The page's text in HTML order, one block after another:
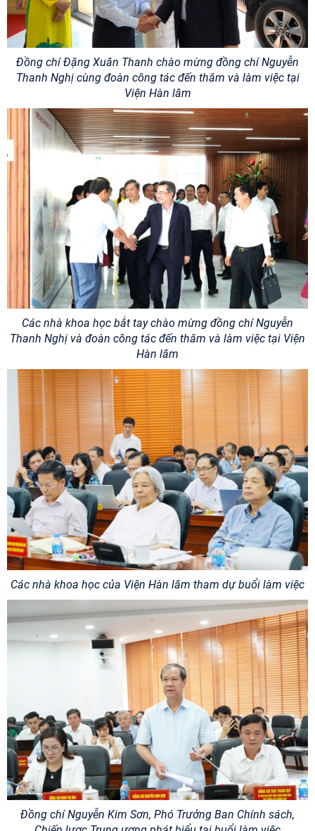
Đồng chí Đặng Xuân Thanh chào mừng đồng chí Nguyễn
Thanh Nghị cùng đoàn công tác đến thăm và làm việc tại
Viện Hàn lâm
Các nhà khoa học bắt tay chào mừng đồng chí Nguyễn
Thanh Nghị và đoàn công tác đến thăm và làm việc tại Viện
Hàn lâm
Các nhà khoa học của Viện Hàn lâm tham dự buổi làm việc
Đồng chí Nguyễn Kim Sơn, Phó Trưởng Ban Chính sách,